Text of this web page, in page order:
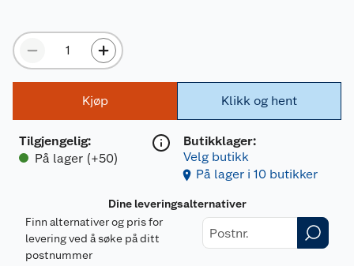
Kjøp
Tilgjengelig:
På lager (+50)
Klikk og hent
Butikklager:
Velg butikk
På lager i 10 butikker
Dine leveringsalternativer
Finn alternativer og pris for
levering ved å søke på ditt
postnummer